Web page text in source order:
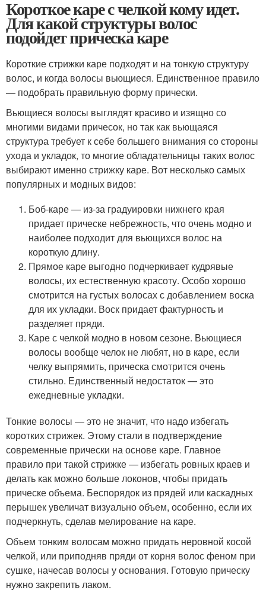
Короткое каре с челкой кому идет.
Для какой структуры волос
подойдет прическа каре
Короткие стрижки каре подходят и на тонкую структуру
волос, и когда волосы вьющиеся. Единственное правило
— подобрать правильную форму прически.
Вьющиеся волосы выглядят красиво и изящно со
многими видами причесок, но так как вьющаяся
структура требует к себе большего внимания со стороны
ухода и укладок, то многие обладательницы таких волос
выбирают именно стрижку каре. Вот несколько самых
популярных и модных видов:
Боб-каре — из-за градуировки нижнего края
придает прическе небрежность, что очень модно и
наиболее подходит для вьющихся волос на
короткую длину.
Прямое каре выгодно подчеркивает кудрявые
волосы, их естественную красоту. Особо хорошо
смотрится на густых волосах с добавлением воска
для их укладки. Воск придает фактурность и
разделяет пряди.
Каре с челкой модно в новом сезоне. Вьющиеся
волосы вообще челок не любят, но в каре, если
челку выпрямить, прическа смотрится очень
стильно. Единственный недостаток — это
ежедневные укладки.
Тонкие волосы — это не значит, что надо избегать
коротких стрижек. Этому стали в подтверждение
современные прически на основе каре. Главное
правило при такой стрижке — избегать ровных краев и
делать как можно больше локонов, чтобы придать
прическе объема. Беспорядок из прядей или каскадных
перышек увеличат визуально объем, особенно, если их
подчеркнуть, сделав мелирование на каре.
Объем тонким волосам можно придать неровной косой
челкой, или приподняв пряди от корня волос феном при
сушке, начесав волосы у основания. Готовую прическу
нужно закрепить лаком.